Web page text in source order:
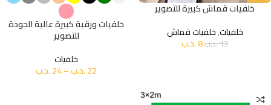
خلفيات قماش كبيرة للتصوير
خلفيات,خلفيات قماش
13.د.ب8.د.ب
خلفيات ورقية كبيرة عالية الجودة
للتصوير
خلفيات
22.د.ب–
24.د.ب